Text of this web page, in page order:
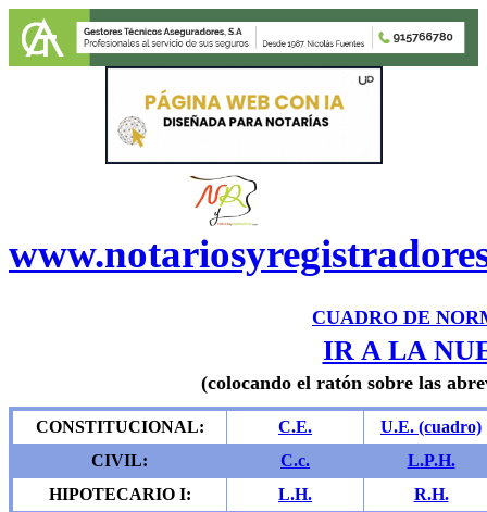
CUADRO DE
IR A LA
(colocando el ratón sobre las
CONSTITUCIONAL: C.E.
U.E. (cuadro)
CIVIL:
C.c.
L.P.H.
HIPOTECARIO I:
L.H.
R.H.